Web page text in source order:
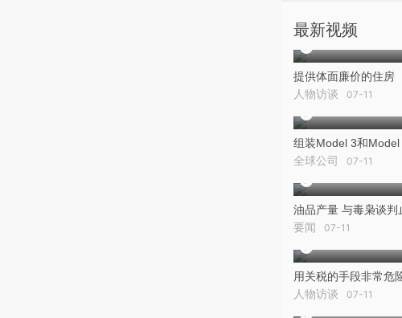
最新视频
提供体面廉价的住房
人物访谈 07-11
组装Model 3和Model
全球公司 07-11
油品产量 与毒枭谈判
要闻 07-11
用关税的手段非常危
人物访谈 07-11